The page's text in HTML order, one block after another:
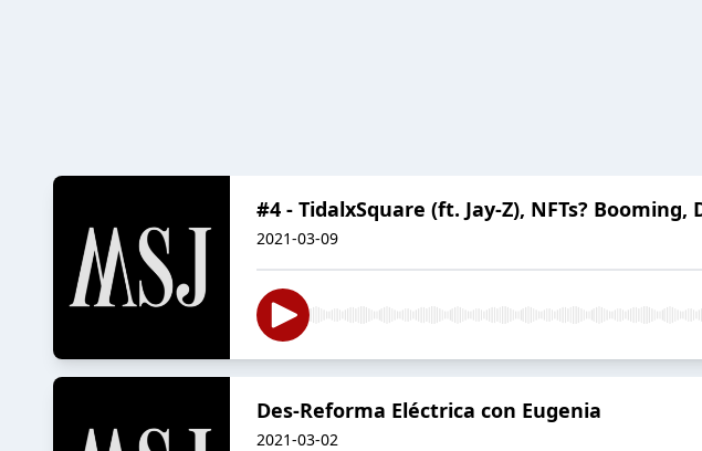
#4 - TidalxSquare (ft. Jay-Z), NFTs?
2021-03-09
Des-Reforma Eléctrica con Eugenia
2021-03-02